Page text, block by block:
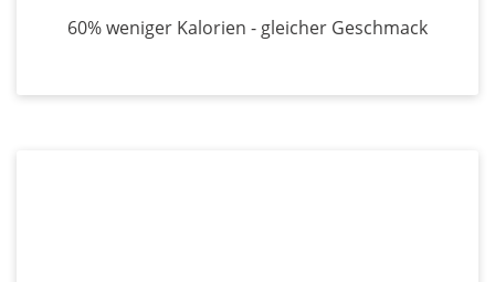
60% weniger Kalorien - gleicher Geschmack